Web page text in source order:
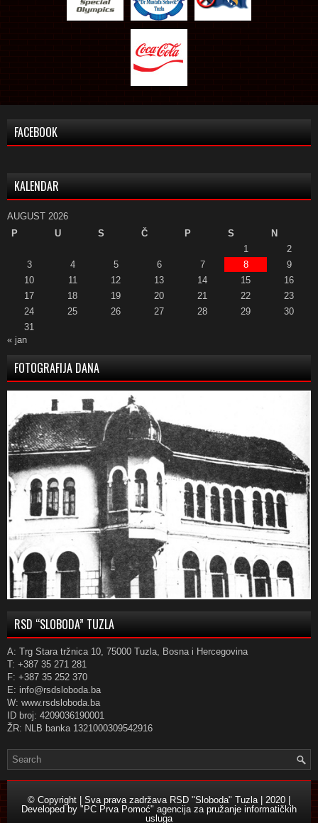
FACEBOOK
KALENDAR
AUGUST 2026
P
U S Č P S
N
1
2
3
4 5 6 7 8
9
10
11 12 13 14 15
16
17
18 19 20 21 22
23
24
25 26 27 28 29
30
31
« jan
FOTOGRAFIJA DANA
RSD “SLOBODA” TUZLA
A: Trg Stara tržnica 10, 75000 Tuzla, Bosna i Hercegovina
T: +387 35 271 281
F: +387 35 252 370
E: info@rsdsloboda.ba
W: www.rsdsloboda.ba
ID broj: 4209036190001
ŽR: NLB banka 1321000309542916
© Copyright | Sva prava zadržava RSD "Sloboda" Tuzla | 2020 |
Developed by "PC Prva Pomoć" agencija za pružanje informatičkih
usluga